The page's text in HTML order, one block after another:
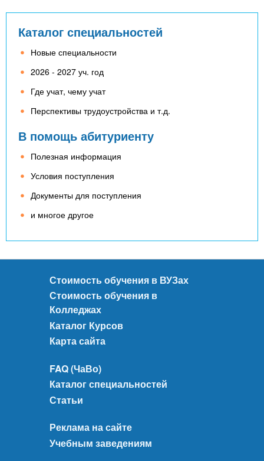
Каталог специальностей
Новые специальности
2026 - 2027 уч. год
Где учат, чему учат
Перспективы трудоустройства и т.д.
В помощь абитуриенту
Полезная информация
Условия поступления
Документы для поступления
и многое другое
Стоимость обучения в ВУЗах
Стоимость обучения в
Колледжах
Каталог Курсов
Карта сайта
FAQ (ЧаВо)
Каталог специальностей
Статьи
Реклама на сайте
Учебным заведениям